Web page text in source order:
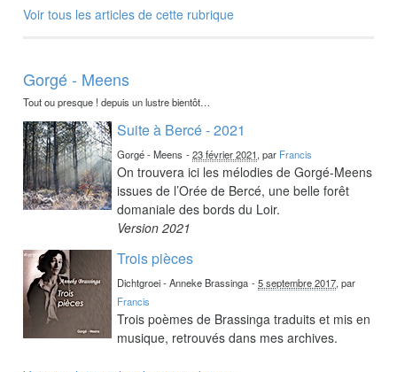
Voir tous les articles de cette rubrique
Gorgé - Meens
Tout ou presque ! depuis un lustre bientôt…
Suite à Bercé - 2021
Gorgé - Meens -23 février 2021, par Francis
On trouvera ici les mélodies de Gorgé-Meens
issues de l’Orée de Bercé, une belle forêt
domaniale des bords du Loir.
Version 2021
Trois pièces
Dichtgroei - Anneke Brassinga -5 septembre 2017, par
Francis
Trois poèmes de Brassinga traduits et mis en
musique, retrouvés dans mes archives.